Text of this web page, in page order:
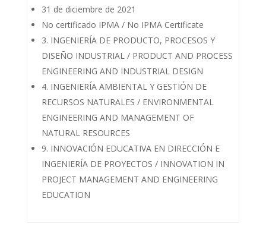
31 de diciembre de 2021
No certificado IPMA / No IPMA Certificate
3. INGENIERÍA DE PRODUCTO, PROCESOS Y
DISEÑO INDUSTRIAL / PRODUCT AND PROCESS
ENGINEERING AND INDUSTRIAL DESIGN
4. INGENIERÍA AMBIENTAL Y GESTIÓN DE
RECURSOS NATURALES / ENVIRONMENTAL
ENGINEERING AND MANAGEMENT OF
NATURAL RESOURCES
9. INNOVACIÓN EDUCATIVA EN DIRECCIÓN E
INGENIERÍA DE PROYECTOS / INNOVATION IN
PROJECT MANAGEMENT AND ENGINEERING
EDUCATION